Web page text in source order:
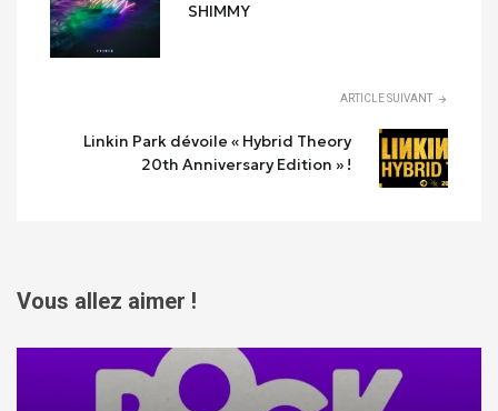
SHIMMY
ARTICLE SUIVANT
Linkin Park dévoile « Hybrid Theory
20th Anniversary Edition » !
Vous allez aimer !